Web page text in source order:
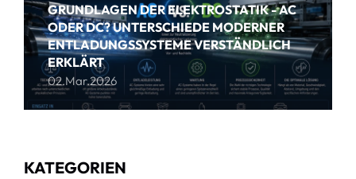
GRUNDLAGEN DER ELEKTROSTATIK - AC
ODER DC? UNTERSCHIEDE MODERNER
ENTLADUNGSSYSTEME VERSTÄNDLICH
ERKLÄRT
02.Mar.2026
KATEGORIEN